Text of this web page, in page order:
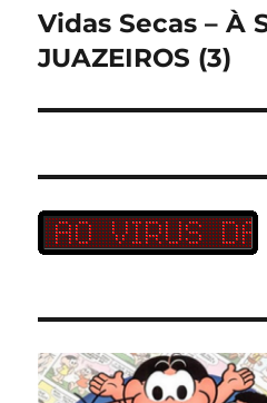
Próximo
post:
Vidas Secas – À
JUAZEIROS (3)